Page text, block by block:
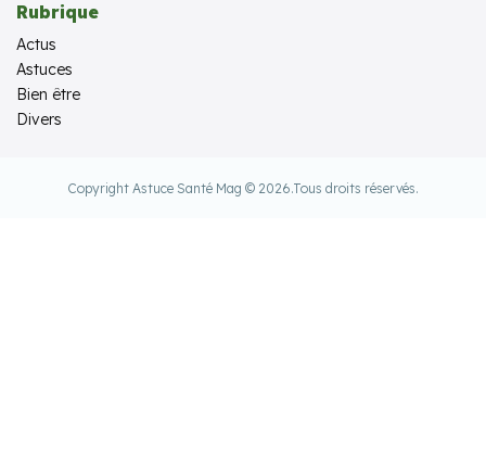
Rubrique
Actus
Astuces
Bien être
Divers
Copyright Astuce Santé Mag © 2026.Tous droits réservés.